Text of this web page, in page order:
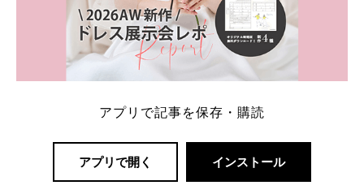
アプリで記事を保存・購読
アプリで開く インストール